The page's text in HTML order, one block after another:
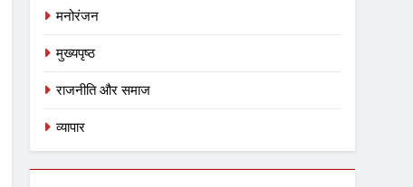
मनोरंजन
मुख्यपृष्ठ
राजनीति और समाज
व्यापार